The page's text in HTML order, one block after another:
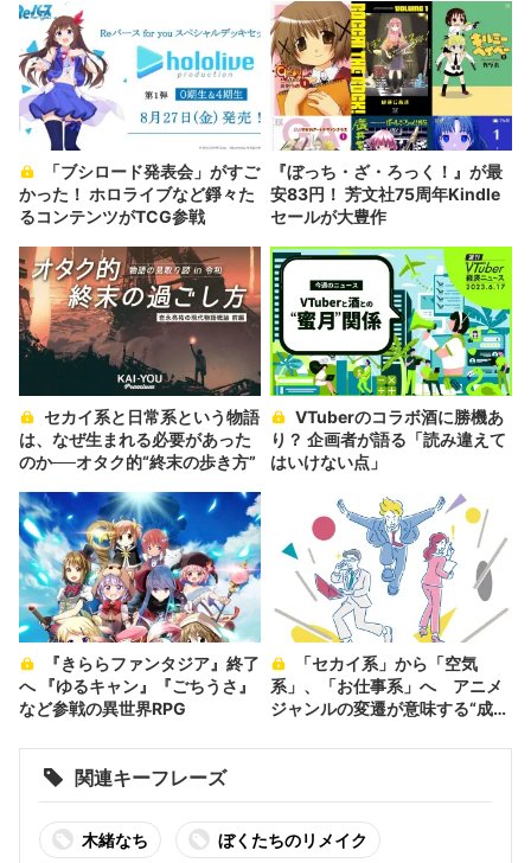
かった！ ホロライブなど錚々た
るコンテンツがTCG参戦
『ぼっち・ざ・ろっく！』が最
安83円！ 芳文社75周年Kindle
セールが大豊作
は、なぜ生まれる必要があった
のか──オタク的“終末の歩き方”
り？ 企画者が語る「読み違えて
はいけない点」
へ 『ゆるキャン』『ごちうさ』
など参戦の異世界RPG
系」、「お仕事系」へ アニメ
ジャンルの変遷が意味する“成
関連キーフレーズ
木緒なち ぼくたちのリメイク